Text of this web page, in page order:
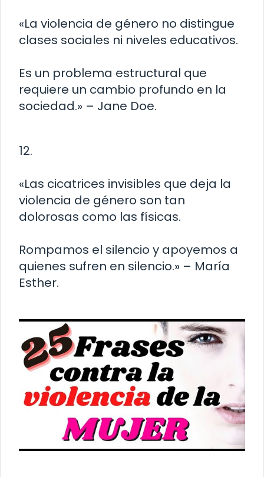
«La violencia de género no distingue
clases sociales ni niveles educativos.
Es un problema estructural que
requiere un cambio profundo en la
sociedad.» – Jane Doe.
12.
«Las cicatrices invisibles que deja la
violencia de género son tan
dolorosas como las físicas.
Rompamos el silencio y apoyemos a
quienes sufren en silencio.» – María
Esther.